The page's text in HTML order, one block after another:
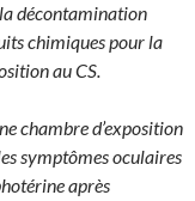
décontamination
chimiques pour la
au CS.
chambre d’exposition
symptômes oculaires
après